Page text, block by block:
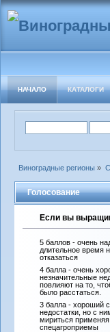
НАЧАЛО КАТАЛОГИ
Виноградные регионы »
Голосование
Если вы
5 баллов - очень
длительное время
отказаться
4 балла - очень
незначительные
повлияют на то,
было расстаться.
3 балла - хороший
недостатки, но с
мириться применяя
спецагроприемы